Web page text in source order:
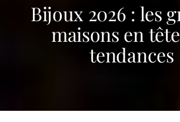
Bijoux 2026 : les
maisons en
tendances